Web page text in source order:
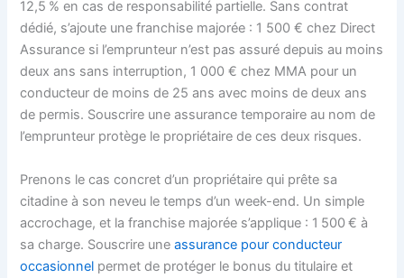
12,5 % en cas de responsabilité partielle. Sans contrat
dédié, s’ajoute une franchise majorée : 1 500 € chez Direct
Assurance si l’emprunteur n’est pas assuré depuis au moins
deux ans sans interruption, 1 000 € chez MMA pour un
conducteur de moins de 25 ans avec moins de deux ans
de permis. Souscrire une assurance temporaire au nom de
l’emprunteur protège le propriétaire de ces deux risques.
Prenons le cas concret d’un propriétaire qui prête sa
citadine à son neveu le temps d’un week-end. Un simple
accrochage, et la franchise majorée s’applique : 1 500 € à
sa charge. Souscrire uneassurance pour conducteur
occasionnel permet de protéger le bonus du titulaire et